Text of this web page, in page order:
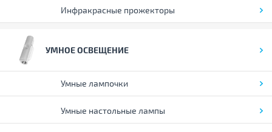
Инфракрасные прожекторы
УМНОЕ ОСВЕЩЕНИЕ
Умные лампочки
Умные настольные лампы